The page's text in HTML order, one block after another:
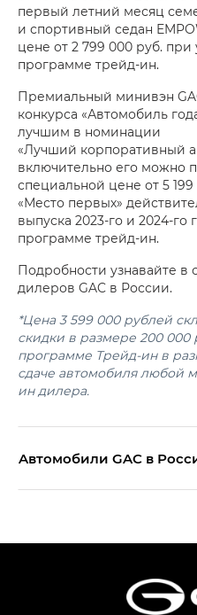
первый летний месяц
и спортивный седан
цене от 2 799 000 руб.
программе трейд-ин.
Премиальный минивэн
конкурса «Автомобиль
лучшим в номинации
«Лучший корпоративный
включительно его можно
специальной цене от 5
«Место первых»
выпуска 2023-го и 2024-
программе трейд-ин.
Подробности узнавайте в
дилеров GAC в России.
*Цена 3 599 000 рублей
скидки в размере 200
программе Трейд-ин в
сдаче автомобиля любой
ин дилера.
Aвтомобили GAC в
Эс Икс ПРЕМИУМ — SX
S7 — Эс 7 (S7) в
Эс Икс ПРЕМИУМ — SX